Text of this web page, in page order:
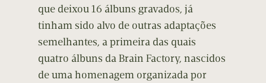
que deixou 16 álbuns gravados, já
tinham sido alvo de outras adaptações
semelhantes, a primeira das quais
quatro álbuns da Brain Factory, nascidos
de uma homenagem organizada por